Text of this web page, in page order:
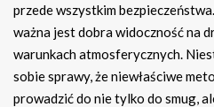
przede wszystkim
ważna jest dobra widoczność na
warunkach atmosferycznych.
sobie sprawy, że niewłaściwe
prowadzić do nie tylko do smug,